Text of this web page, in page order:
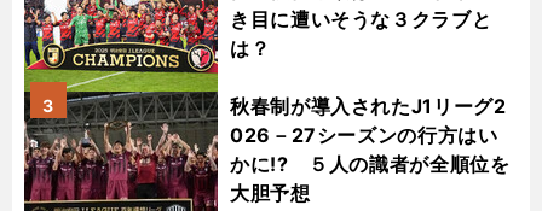
き目に遭いそうな３クラブと
は？
秋春制が導入されたJ1リーグ2
026－27シーズンの行方はい
かに!? ５人の識者が全順位を
大胆予想
3